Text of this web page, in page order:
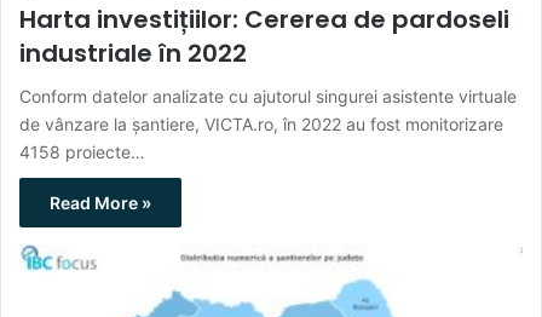
Harta investițiilor: Cererea de pardoseli
industriale în 2022
Conform datelor analizate cu ajutorul singurei asistente virtuale
de vânzare la șantiere, VICTA.ro, în 2022 au fost monitorizare
4158 proiecte…
Read More »